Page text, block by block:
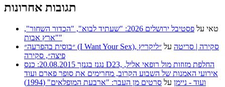
תגובות אחרונות
טאי על
פסטיבל ירושלים 2026: "שעתיד לבוא", "הכדור השחור",
"ארץ אבות"
״בוסית בהפרעה״ (I Want Your Sex), סקירה | סריטה על ״ליקריץ
פיצה״, סקירה
נגנז בגנזך 20.08.2015: כנס D23, החלפת מזוזות מול רופאי אליל,
אירועי האמנות של השבוע הקרוב, מחרימים את סופר פארם ועוד
ועוד - ניימן על סרטים מן העבר: "ארבעת המופלאים" (1994)